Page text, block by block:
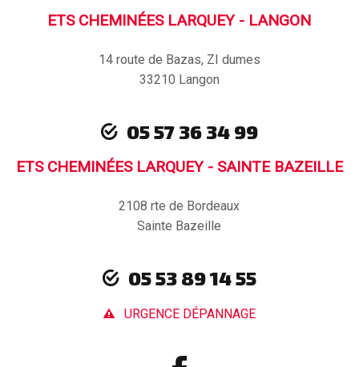
ETS CHEMINÉES LARQUEY - LANGON
14 route de Bazas, ZI dumes
33210 Langon
05 57 36 34 99
ETS CHEMINÉES LARQUEY - SAINTE BAZEILLE
2108 rte de Bordeaux
Sainte Bazeille
05 53 89 14 55
URGENCE DÉPANNAGE